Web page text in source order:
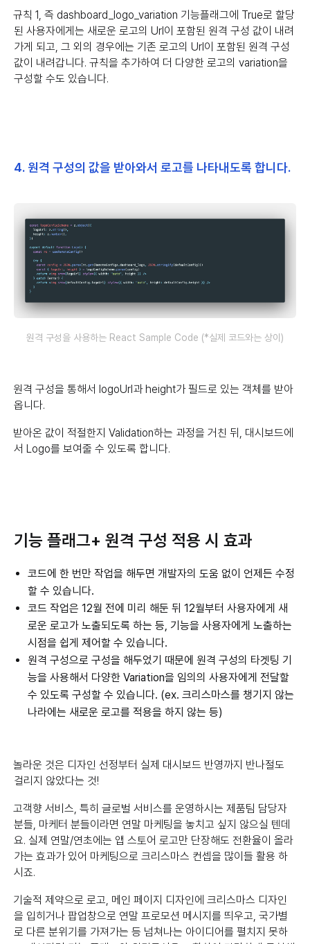
규칙 1, 즉 dashboard_logo_variation 기능플래그에 True로 할당
된 사용자에게는 새로운 로고의 Url이 포함된 원격 구성 값이 내려
가게 되고, 그 외의 경우에는 기존 로고의 Url이 포함된 원격 구성
값이 내려갑니다. 규칙을 추가하여 더 다양한 로고의 variation을
구성할 수도 있습니다.
4. 원격 구성의 값을 받아와서 로고를 나타내도록 합니다.
원격 구성을 사용하는 React Sample Code (*실제 코드와는 상이)
원격 구성을 통해서 logoUrl과 height가 필드로 있는 객체를 받아
옵니다.
받아온 값이 적절한지 Validation하는 과정을 거친 뒤, 대시보드에
서 Logo를 보여줄 수 있도록 합니다.
기능 플래그+ 원격 구성 적용 시 효과
코드에 한 번만 작업을 해두면 개발자의 도움 없이 언제든 수정
할 수 있습니다.
코드 작업은 12월 전에 미리 해둔 뒤 12월부터 사용자에게 새
로운 로고가 노출되도록 하는 등, 기능을 사용자에게 노출하는
시점을 쉽게 제어할 수 있습니다.
원격 구성으로 구성을 해두었기 때문에 원격 구성의 타겟팅 기
능을 사용해서 다양한 Variation을 임의의 사용자에게 전달할
수 있도록 구성할 수 있습니다. (ex. 크리스마스를 챙기지 않는
나라에는 새로운 로고를 적용을 하지 않는 등)
놀라운 것은 디자인 선정부터 실제 대시보드 반영까지 반나절도
걸리지 않았다는 것!
고객향 서비스, 특히 글로벌 서비스를 운영하시는 제품팀 담당자
분들, 마케터 분들이라면 연말 마케팅을 놓치고 싶지 않으실 텐데
요. 실제 연말/연초에는 앱 스토어 로고만 단장해도 전환율이 올라
가는 효과가 있어 마케팅으로 크리스마스 컨셉을 많이들 활용 하
시죠.
기술적 제약으로 로고, 메인 페이지 디자인에 크리스마스 디자인
을 입히거나 팝업창으로 연말 프로모션 메시지를 띄우고, 국가별
로 다른 분위기를 가져가는 등 넘쳐나는 아이디어를 펼치지 못하